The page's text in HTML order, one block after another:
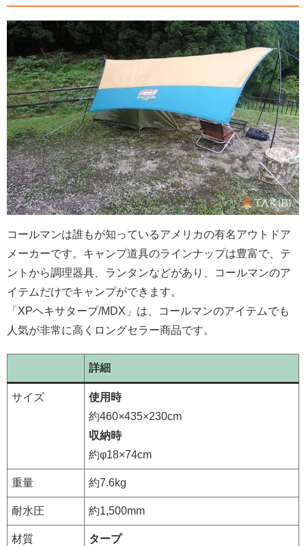
コールマンは誰もが知っているアメリカの有名アウトドア
メーカーです。キャンプ道具のラインナップは豊富で、テ
ントから調理器具、ランタンなどがあり、コールマンのア
イテムだけでキャンプができます。
「XPヘキサタープ/MDX」は、コールマンのアイテムでも
人気が非常に高くロングセラー商品です。
詳細
サイズ
使用時
約460×435×230cm
収納時
約φ18×74cm
重量 約7.6kg
耐水圧 約1,500mm
材質
タープ